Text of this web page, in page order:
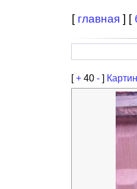
[ главная ] [
[+ 40 - ]